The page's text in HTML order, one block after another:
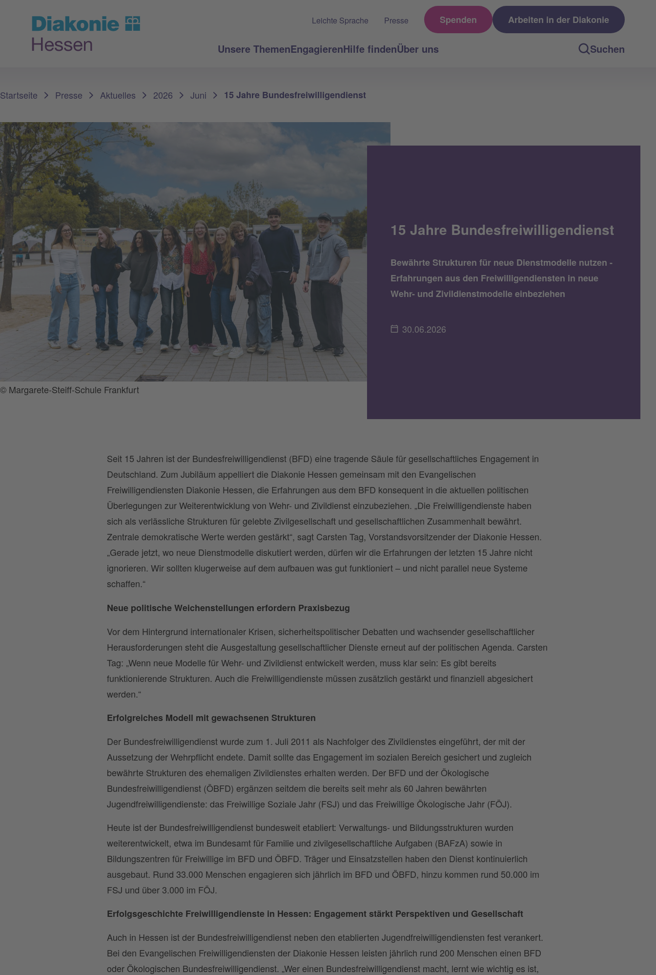
Unsere ThemenEngagierenHilfe findenÜber uns Suchen
Leichte Sprache Presse Spenden Arbeiten in der Diakonie
Startseite Presse Aktuelles 2026 Juni 15 Jahre Bundesfreiwilligendienst
© Margarete-Steiff-Schule Frankfurt
15 Jahre Bundesfreiwilligendienst
Bewährte Strukturen für neue Dienstmodelle nutzen -
Erfahrungen aus den Freiwilligendiensten in neue
Wehr- und Zivildienstmodelle einbeziehen
30.06.2026
Seit 15 Jahren ist der Bundesfreiwilligendienst (BFD) eine tragende Säule für gesellschaftliches Engagement in
Deutschland. Zum Jubiläum appelliert die Diakonie Hessen gemeinsam mit den Evangelischen
Freiwilligendiensten Diakonie Hessen, die Erfahrungen aus dem BFD konsequent in die aktuellen politischen
Überlegungen zur Weiterentwicklung von Wehr- und Zivildienst einzubeziehen. „Die Freiwilligendienste haben
sich als verlässliche Strukturen für gelebte Zivilgesellschaft und gesellschaftlichen Zusammenhalt bewährt.
Zentrale demokratische Werte werden gestärkt“, sagt Carsten Tag, Vorstandsvorsitzender der Diakonie Hessen.
„Gerade jetzt, wo neue Dienstmodelle diskutiert werden, dürfen wir die Erfahrungen der letzten 15 Jahre nicht
ignorieren. Wir sollten klugerweise auf dem aufbauen was gut funktioniert – und nicht parallel neue Systeme
schaffen.“
Neue politische Weichenstellungen erfordern Praxisbezug
Vor dem Hintergrund internationaler Krisen, sicherheitspolitischer Debatten und wachsender gesellschaftlicher
Herausforderungen steht die Ausgestaltung gesellschaftlicher Dienste erneut auf der politischen Agenda. Carsten
Tag: „Wenn neue Modelle für Wehr- und Zivildienst entwickelt werden, muss klar sein: Es gibt bereits
funktionierende Strukturen. Auch die Freiwilligendienste müssen zusätzlich gestärkt und finanziell abgesichert
werden.“
Erfolgreiches Modell mit gewachsenen Strukturen
Der Bundesfreiwilligendienst wurde zum 1. Juli 2011 als Nachfolger des Zivildienstes eingeführt, der mit der
Aussetzung der Wehrpflicht endete. Damit sollte das Engagement im sozialen Bereich gesichert und zugleich
bewährte Strukturen des ehemaligen Zivildienstes erhalten werden. Der BFD und der Ökologische
Bundesfreiwilligendienst (ÖBFD) ergänzen seitdem die bereits seit mehr als 60 Jahren bewährten
Jugendfreiwilligendienste: das Freiwillige Soziale Jahr (FSJ) und das Freiwillige Ökologische Jahr (FÖJ).
Heute ist der Bundesfreiwilligendienst bundesweit etabliert: Verwaltungs- und Bildungsstrukturen wurden
weiterentwickelt, etwa im Bundesamt für Familie und zivilgesellschaftliche Aufgaben (BAFzA) sowie in
Bildungszentren für Freiwillige im BFD und ÖBFD. Träger und Einsatzstellen haben den Dienst kontinuierlich
ausgebaut. Rund 33.000 Menschen engagieren sich jährlich im BFD und ÖBFD, hinzu kommen rund 50.000 im
FSJ und über 3.000 im FÖJ.
Erfolgsgeschichte Freiwilligendienste in Hessen: Engagement stärkt Perspektiven und Gesellschaft
Auch in Hessen ist der Bundesfreiwilligendienst neben den etablierten Jugendfreiwilligendiensten fest verankert.
Bei den Evangelischen Freiwilligendiensten der Diakonie Hessen leisten jährlich rund 200 Menschen einen BFD
oder Ökologischen Bundesfreiwilligendienst. „Wer einen Bundesfreiwilligendienst macht, lernt wie wichtig es ist,